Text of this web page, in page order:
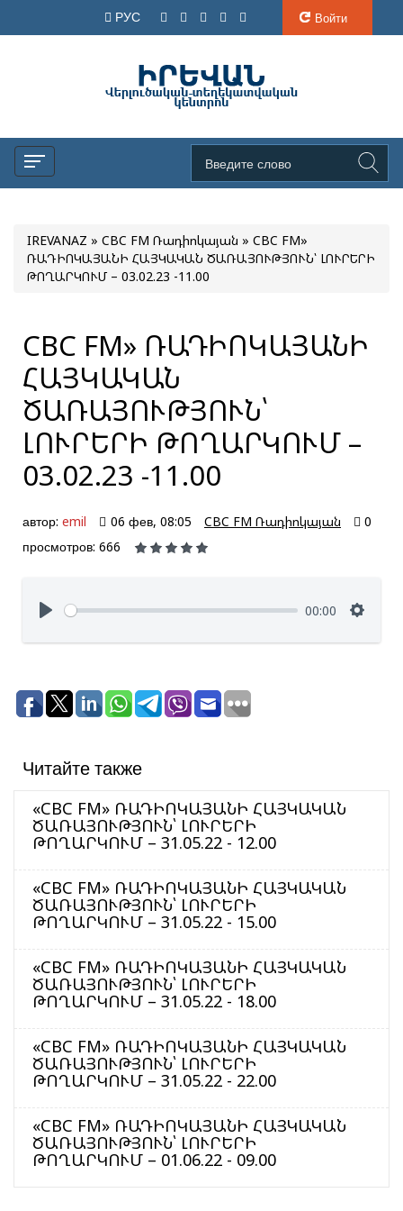
РУС Войти
IREVANAZ » CBC FM Ռադիոկայան » CBC FM»
ՌԱԴԻՈԿԱՅԱՆԻ ՀԱՅԿԱԿԱՆ ԾԱՌԱՅՈՒԹՅՈՒՆ՝ ԼՈՒՐԵՐԻ
ԹՈՂԱՐԿՈՒՄ – 03.02.23 -11.00
CBC FM» ՌԱԴԻՈԿԱՅԱՆԻ
ՀԱՅԿԱԿԱՆ
ԾԱՌԱՅՈՒԹՅՈՒՆ՝
ԼՈՒՐԵՐԻ ԹՈՂԱՐԿՈՒՄ –
03.02.23 -11.00
автор: emil 06 фев, 08:05 CBC FM Ռադիոկայան
0
просмотров: 666
00:00
Читайте также
«CBC FM» ՌԱԴԻՈԿԱՅԱՆԻ ՀԱՅԿԱԿԱՆ
ԾԱՌԱՅՈՒԹՅՈՒՆ՝ ԼՈՒՐԵՐԻ
ԹՈՂԱՐԿՈՒՄ – 31.05.22 - 12.00
«CBC FM» ՌԱԴԻՈԿԱՅԱՆԻ ՀԱՅԿԱԿԱՆ
ԾԱՌԱՅՈՒԹՅՈՒՆ՝ ԼՈՒՐԵՐԻ
ԹՈՂԱՐԿՈՒՄ – 31.05.22 - 15.00
«CBC FM» ՌԱԴԻՈԿԱՅԱՆԻ ՀԱՅԿԱԿԱՆ
ԾԱՌԱՅՈՒԹՅՈՒՆ՝ ԼՈՒՐԵՐԻ
ԹՈՂԱՐԿՈՒՄ – 31.05.22 - 18.00
«CBC FM» ՌԱԴԻՈԿԱՅԱՆԻ ՀԱՅԿԱԿԱՆ
ԾԱՌԱՅՈՒԹՅՈՒՆ՝ ԼՈՒՐԵՐԻ
ԹՈՂԱՐԿՈՒՄ – 31.05.22 - 22.00
«CBC FM» ՌԱԴԻՈԿԱՅԱՆԻ ՀԱՅԿԱԿԱՆ
ԾԱՌԱՅՈՒԹՅՈՒՆ՝ ԼՈՒՐԵՐԻ
ԹՈՂԱՐԿՈՒՄ – 01.06.22 - 09.00